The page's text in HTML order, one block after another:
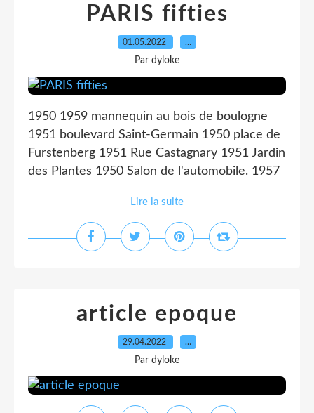
PARIS fifties
01.05.2022 …
Par dyloke
1950 1959 mannequin au bois de boulogne
1951 boulevard Saint-Germain 1950 place de
Furstenberg 1951 Rue Castagnary 1951 Jardin
des Plantes 1950 Salon de l'automobile. 1957
Lire la suite
article epoque
29.04.2022 …
Par dyloke